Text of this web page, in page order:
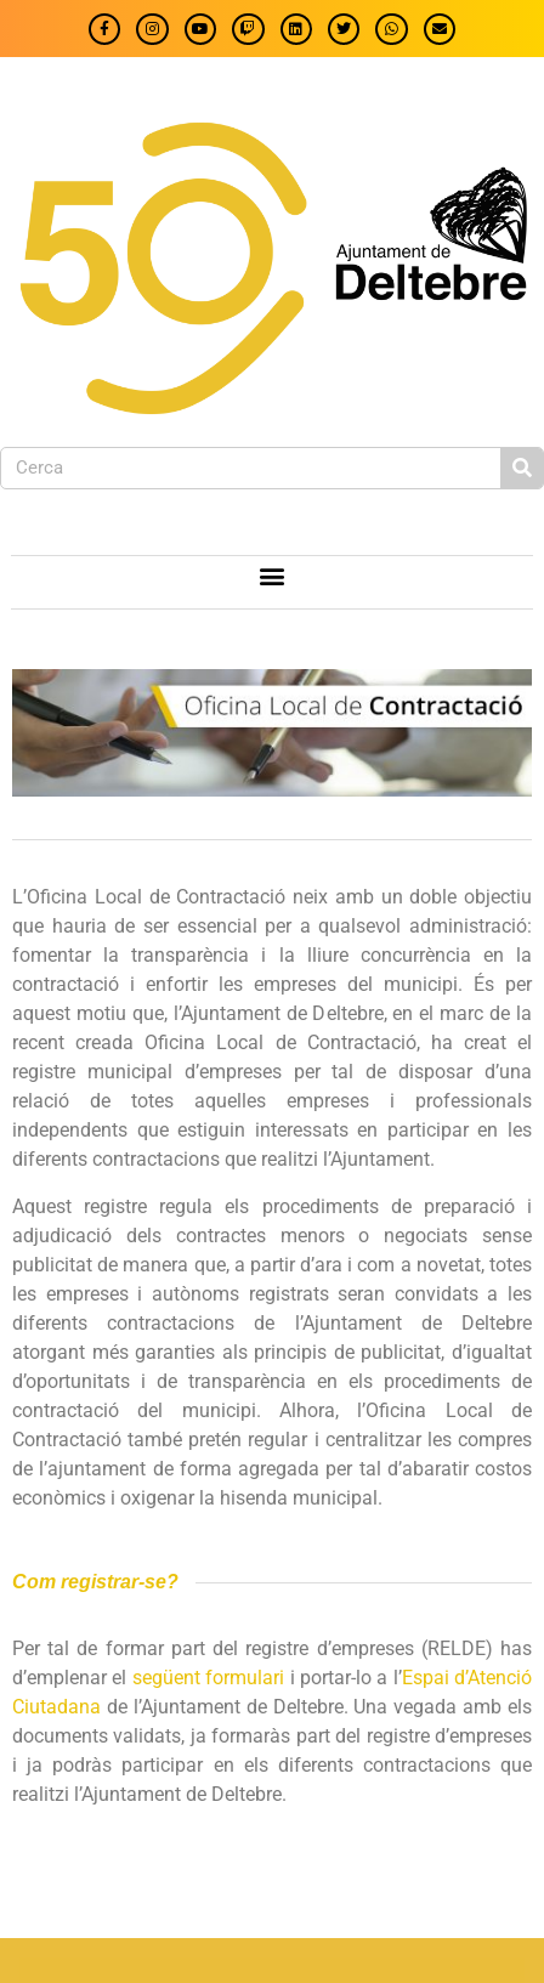
L’Oficina Local de Contractació neix amb un doble objectiu
que hauria de ser essencial per a qualsevol administració:
fomentar la transparència i la lliure concurrència en la
contractació i enfortir les empreses del municipi. És per
aquest motiu que, l’Ajuntament de Deltebre, en el marc de la
recent creada Oficina Local de Contractació, ha creat el
registre municipal d’empreses per tal de disposar d’una
relació de totes aquelles empreses i professionals
independents que estiguin interessats en participar en les
diferents contractacions que realitzi l’Ajuntament.
Aquest registre regula els procediments de preparació i
adjudicació dels contractes menors o negociats sense
publicitat de manera que, a partir d’ara i com a novetat, totes
les empreses i autònoms registrats seran convidats a les
diferents contractacions de l’Ajuntament de Deltebre
atorgant més garanties als principis de publicitat, d’igualtat
d’oportunitats i de transparència en els procediments de
contractació del municipi. Alhora, l’Oficina Local de
Contractació també pretén regular i centralitzar les compres
de l’ajuntament de forma agregada per tal d’abaratir costos
econòmics i oxigenar la hisenda municipal.
Com registrar-se?
Per tal de formar part del registre d’empreses (RELDE) has
d’emplenar el següent formulari i portar-lo a l’Espai d’Atenció
Ciutadana de l’Ajuntament de Deltebre. Una vegada amb els
documents validats, ja formaràs part del registre d’empreses
i ja podràs participar en els diferents contractacions que
realitzi l’Ajuntament de Deltebre.